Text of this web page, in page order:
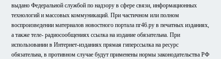
выдано Федеральной службой по надзору в сфере связи, информационных
технологий и массовых коммуникаций. При частичном или полном
воспроизведении материалов новостного портала пг46.ру в печатных изданиях,
а также теле- радиосообщениях ссылка на издание обязательна. При
использовании в Интернет-изданиях прямая гиперссылка на ресурс
обязательна, в противном случае будут применены нормы законодательства РФ